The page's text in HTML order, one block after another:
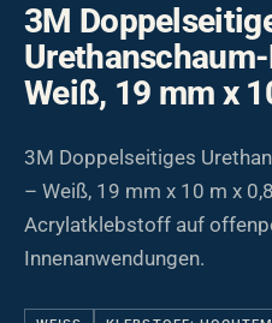
3M
Weiß, 19 mm x
3M Doppelseitiges
– Weiß, 19 mm x 10 m x
Acrylatklebstoff auf
Innenanwendungen.